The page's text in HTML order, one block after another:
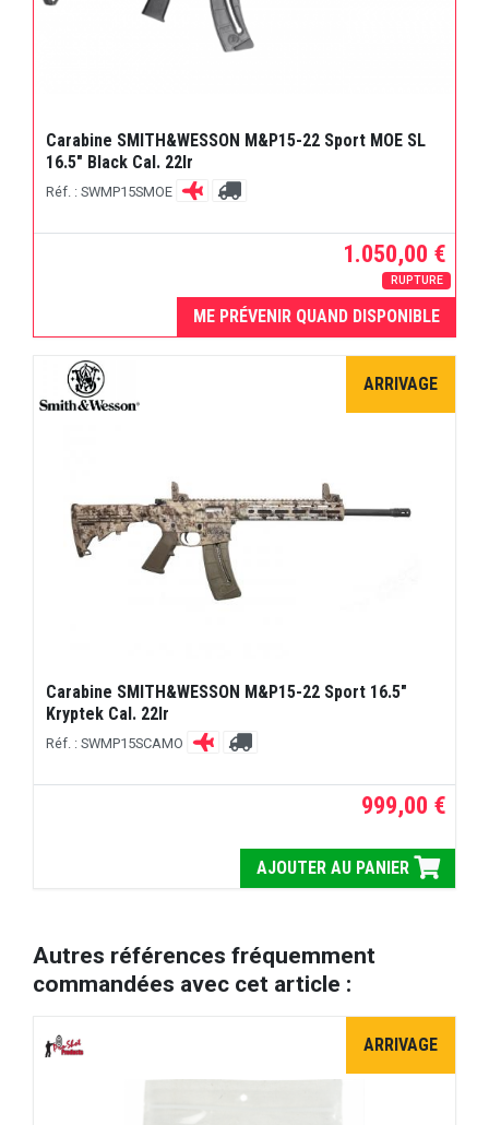
Carabine SMITH&WESSON M&P15-22 Sport MOE SL
16.5" Black Cal. 22lr
Réf. : SWMP15SMOE
1.050,00 €
RUPTURE
ME PRÉVENIR QUAND DISPONIBLE
ARRIVAGE
Carabine SMITH&WESSON M&P15-22 Sport 16.5"
Kryptek Cal. 22lr
Réf. : SWMP15SCAMO
999,00 €
AJOUTER AU PANIER
Autres références fréquemment
commandées avec cet article :
ARRIVAGE